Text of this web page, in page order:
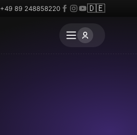
+49 89 248858220 🇩🇪